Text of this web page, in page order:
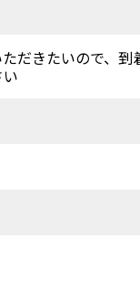
だきたいので、到